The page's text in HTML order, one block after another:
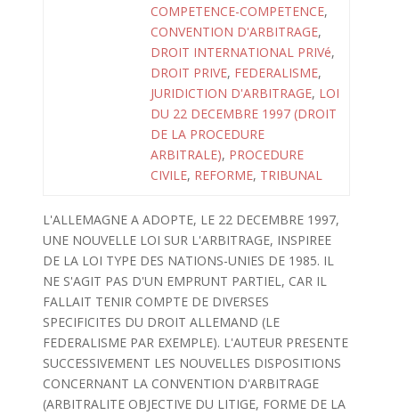
COMPETENCE-COMPETENCE,
CONVENTION D'ARBITRAGE,
DROIT INTERNATIONAL PRIVé,
DROIT PRIVE, FEDERALISME,
JURIDICTION D'ARBITRAGE, LOI
DU 22 DECEMBRE 1997 (DROIT
DE LA PROCEDURE
ARBITRALE), PROCEDURE
CIVILE, REFORME, TRIBUNAL
L'ALLEMAGNE A ADOPTE, LE 22 DECEMBRE 1997,
UNE NOUVELLE LOI SUR L'ARBITRAGE, INSPIREE
DE LA LOI TYPE DES NATIONS-UNIES DE 1985. IL
NE S'AGIT PAS D'UN EMPRUNT PARTIEL, CAR IL
FALLAIT TENIR COMPTE DE DIVERSES
SPECIFICITES DU DROIT ALLEMAND (LE
FEDERALISME PAR EXEMPLE). L'AUTEUR PRESENTE
SUCCESSIVEMENT LES NOUVELLES DISPOSITIONS
CONCERNANT LA CONVENTION D'ARBITRAGE
(ARBITRALITE OBJECTIVE DU LITIGE, FORME DE LA